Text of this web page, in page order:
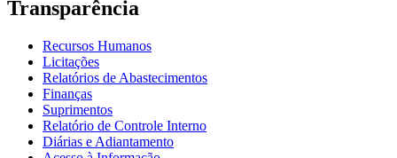
Transparência
Recursos Humanos
Licitações
Relatórios de Abastecimentos
Finanças
Suprimentos
Relatório de Controle Interno
Diárias e Adiantamento